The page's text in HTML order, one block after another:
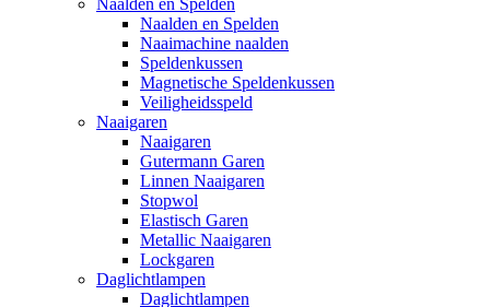
Naalden en Spelden
Naalden en Spelden
Naaimachine naalden
Speldenkussen
Magnetische Speldenkussen
Veiligheidsspeld
Naaigaren
Naaigaren
Gutermann Garen
Linnen Naaigaren
Stopwol
Elastisch Garen
Metallic Naaigaren
Lockgaren
Daglichtlampen
Daglichtlampen